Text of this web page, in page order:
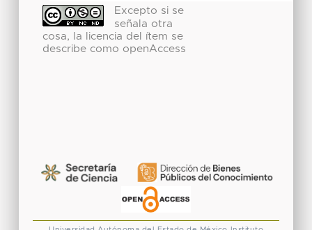
Excepto si se
señala otra
cosa, la licencia del ítem se
describe como openAccess